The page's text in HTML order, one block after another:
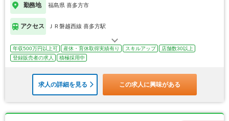
勤務地 福島県 喜多方市
アクセス ＪＲ磐越西線 喜多方駅
年収500万円以上可 産休・育休取得実績有り スキルアップ
店舗数30以上
登録販売者の求人
積極採用中
求人の詳細を見る この求人に興味がある